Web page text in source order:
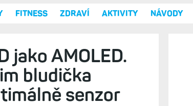
FITNESS ZDRAVÍ AKTIVITY NÁVODY
jako AMOLED.
bludička
senzor